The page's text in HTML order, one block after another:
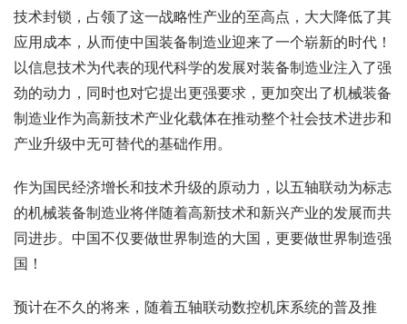
技术封锁，占领了这一战略性产业的至高点，大大降低了其
应用成本，从而使中国装备制造业迎来了一个崭新的时代！
以信息技术为代表的现代科学的发展对装备制造业注入了强
劲的动力，同时也对它提出更强要求，更加突出了机械装备
制造业作为高新技术产业化载体在推动整个社会技术进步和
产业升级中无可替代的基础作用。
作为国民经济增长和技术升级的原动力，以五轴联动为标志
的机械装备制造业将伴随着高新技术和新兴产业的发展而共
同进步。中国不仅要做世界制造的大国，更要做世界制造强
国！
预计在不久的将来，随着五轴联动数控机床系统的普及推